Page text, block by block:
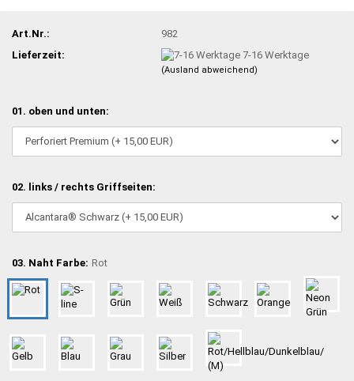
Art.Nr.:
982
Lieferzeit:
7-16 Werktage
(Ausland abweichend)
01. oben und unten:
02. links / rechts Griffseiten:
03. Naht Farbe: Rot